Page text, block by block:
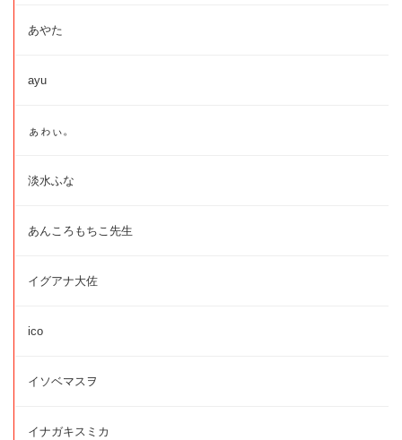
あやた
ayu
ぁゎぃ。
淡水ふな
あんころもちこ先生
イグアナ大佐
ico
イソベマスヲ
イナガキスミカ